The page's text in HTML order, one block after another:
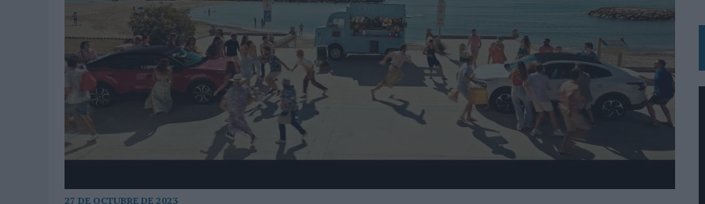
| EL USO DE LA IA GENERATIVA ALCANZA YA AL 62% DE LOS ESPAÑOLES
06/08/2026 | SYSTEM1 NOMBRA A KIMBERLY BASTONI COMO NUEVA DIRECTORA COMERCIAL GLOBAL
06/08/2026
FRIGO Y UNIQLO LANZAN UNA COLECCIÓN PERSONALIZABLE INSPIRADA EN CORNETTO, CALIPPO Y SOLERO
06/08/2026
| LA IA ESTÁ SUBIENDO EL LISTÓN DE LA CREATIVIDAD
05/08/2026
BEON WORLDWIDE LANZA RAÍZ URBANA PARA TRANSFORMAR EL PATRIMONIO HISTÓRICO EN ACTIVOS CULTURALES Y ECONÓMICOS
05/08/2026 | FABRA COMUNICACIÓN INCORPORA A CASONÁ Y ASUME LA GESTIÓN DE SUS RELACIONES CON LOS MEDIOS
05/08/2026 | LUIS ARQUILLOS (BURGO DE ARIAS): “LA CONSTRUCCIÓN DE MARCA A LARGO PLAZO Y LA MEDICIÓN SON DOS CARAS DE LA MISMA
27 DE OCTUBRE DE 2023